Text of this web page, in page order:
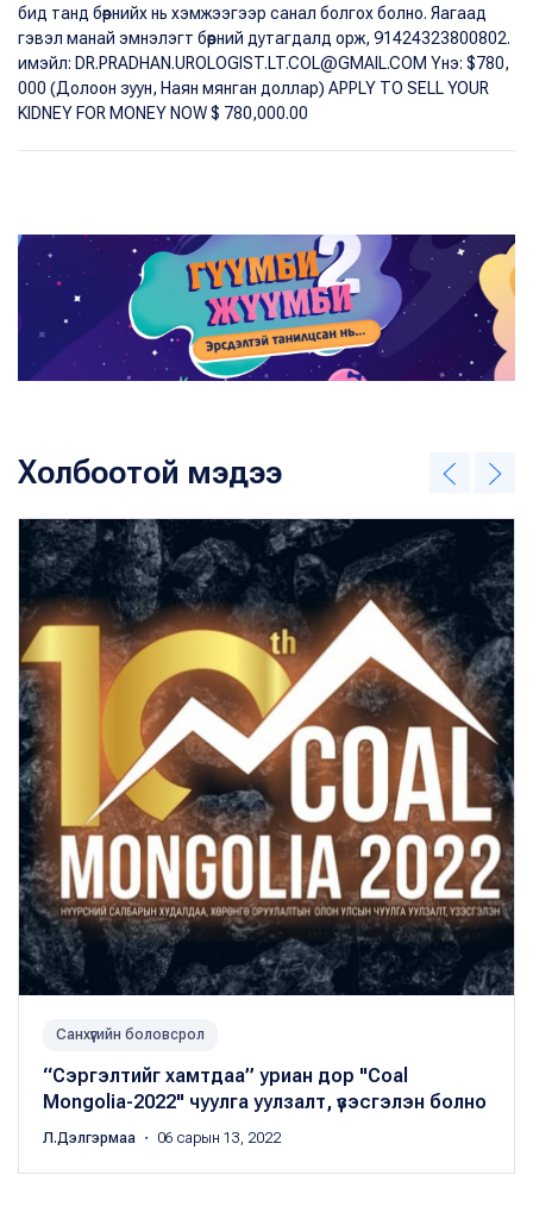
бид танд бөөрнийх нь хэмжээгээр санал болгох болно. Яагаад
гэвэл манай эмнэлэгт бөөрний дутагдалд орж, 91424323800802.
имэйл: DR.PRADHAN.UROLOGIST.LT.COL@GMAIL.COM Yнэ: $780,
000 (Долоон зуун, Наян мянган доллар) APPLY TO SELL YOUR
KIDNEY FOR MONEY NOW $ 780,000.00
Холбоотой мэдээ
Санхүүгийн боловсрол
“Сэргэлтийг хамтдаа” уриан дор "Coal
Mongolia-2022" чуулга уулзалт, үзэсгэлэн болно
Л.Дэлгэрмаа ・ 06 сарын 13, 2022